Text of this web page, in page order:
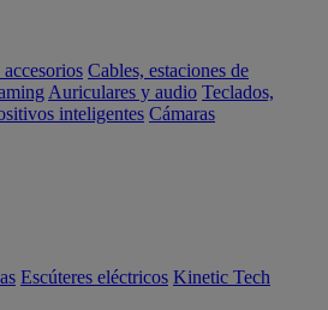
Cables, estaciones de
Auriculares y audio Teclados,
inteligentes Cámaras
Escúteres eléctricos Kinetic Tech